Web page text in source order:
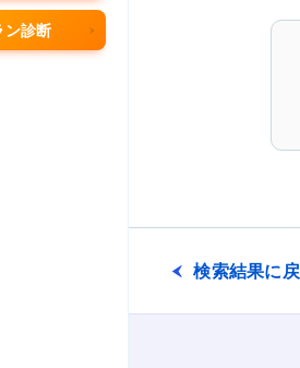
ン診断
検索結果に